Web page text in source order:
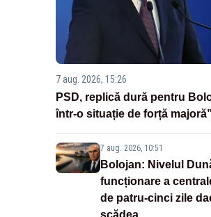
7 aug. 2026, 15:26
PSD, replică dură pentru
într-o situație de forță majoră”
7 aug. 2026, 10:51
Bolojan: Nivelul
funcționare a
de patru-cinci zile